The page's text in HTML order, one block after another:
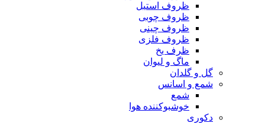
ظروف استیل
ظروف چوبی
ظروف چینی
ظروف فلزی
ظرف یخ
ماگ و لیوان
گل و گلدان
شمع و اسانس
شمع
خوشبوکننده هوا
دکوری